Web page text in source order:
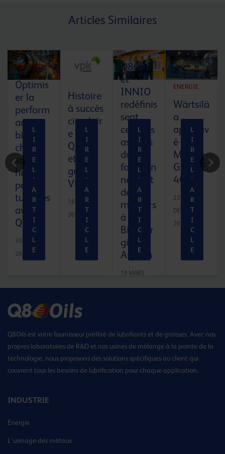
Articles Similaires
ENERGIE
Optimis
er la
perform
ance :
bien
choisir
son
huile
pour
turbines
avec
Q8Oils
30 JUILLET
2025
L
I
R
E
L
'
A
R
T
I
C
L
E
Histoire
à succès
circulair
e de
Q8Oils
et du
groupe
VPK
16 MAI
2024
L
I
R
E
L
'
A
R
T
I
C
L
E
Q8Oils
et
INNIO
redéfinis
sent
certains
aspects
du
fonction
nement
des
moteurs
à
Bioener
gie
Aspach
18 MARS
L
I
R
E
L
'
A
R
T
I
C
L
E
ENERGIE
Wärtsilä
a
approuv
é Q8
Mahler
G5 SAE
40
22
DÉCEMBRE
2022
L
I
R
E
L
'
A
R
T
I
C
L
E
Q8Oils est votre fournisseur préféré de lubrifiants et de graisses. Avec nos
propres laboratoires de R&D et nos usines de mélange à la pointe de la
technologie, nous proposons des solutions spécifiques au client qui
couvrent tous les besoins de lubrification pour chaque application.
INDUSTRIE
Energie
L’usinage des métaux